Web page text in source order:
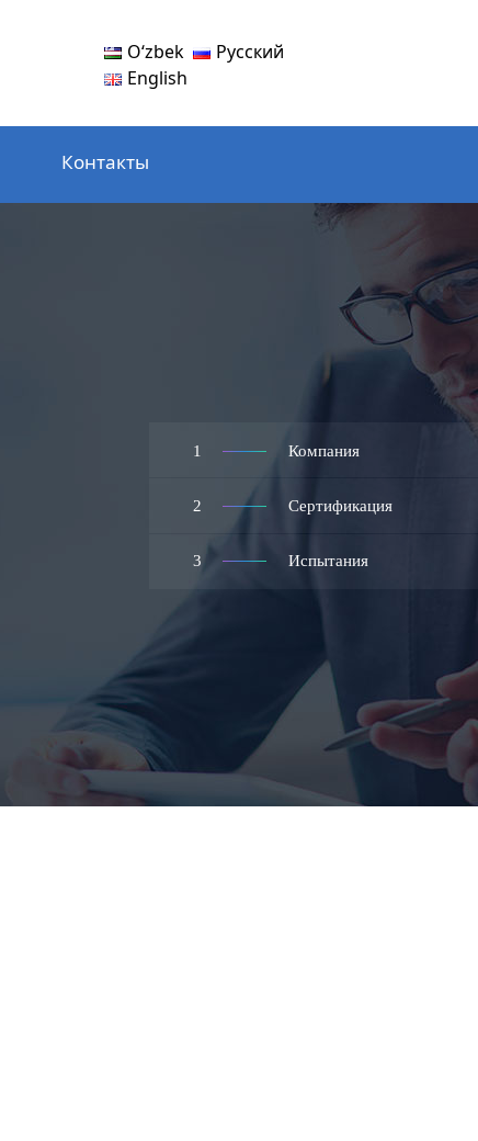
Oʻzbek
Русский
English
Контакты
1 Компания
2 Сертификация
3 Испытания